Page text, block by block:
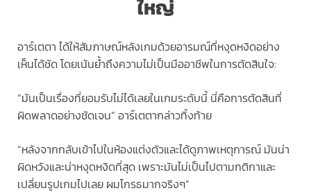
ใหญ่
อาร์เตตา ได้ให้สัมภาษณ์หลังเกมด้วยอารมณ์ที่หงุดหงิดอย่าง
เห็นได้ชัด โดยเน้นย้ำถึงความไม่เป็นมืออาชีพในการตัดสินใจ:
“มันเป็นเรื่องที่ยอมรับไม่ได้เลยในเกมระดับนี้ นี่คือการตัดสินที่
ผิดพลาดอย่างชัดเจน” อาร์เตตากล่าวทิ้งท้าย
“หลังจากกลับเข้าไปในห้องแต่งตัวและได้ดูภาพเหตุการณ์ มันน่า
ผิดหวังและน่าหงุดหงิดที่สุด เพราะมันไม่เป็นไปตามกติกาและ
เปลี่ยนรูปเกมไปเลย ผมโกรธมากจริงๆ”